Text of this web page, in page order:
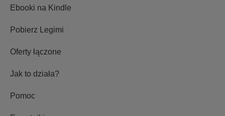
Ebooki na Kindle
Pobierz Legimi
Oferty łączone
Jak to działa?
Pomoc